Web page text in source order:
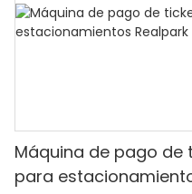
Máquina de pago
para